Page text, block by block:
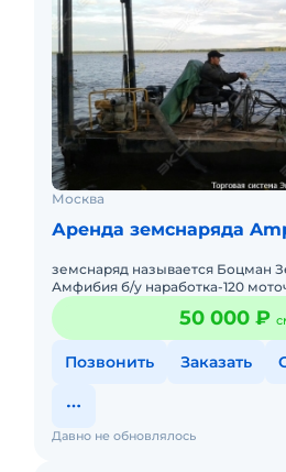
Москва
Аренда земснаряда
земснаряд называется Боцман
Амфибия б/у наработка-120
50 000 ₽
Позвонить Заказать
Давно не обновлялось